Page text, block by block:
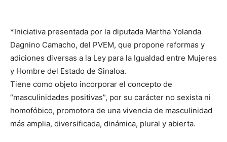
*Iniciativa presentada por la diputada Martha Yolanda
Dagnino Camacho, del PVEM, que propone reformas y
adiciones diversas a la Ley para la Igualdad entre Mujeres
y Hombre del Estado de Sinaloa.
Tiene como objeto incorporar el concepto de
“masculinidades positivas”, por su carácter no sexista ni
homofóbico, promotora de una vivencia de masculinidad
más amplia, diversificada, dinámica, plural y abierta.